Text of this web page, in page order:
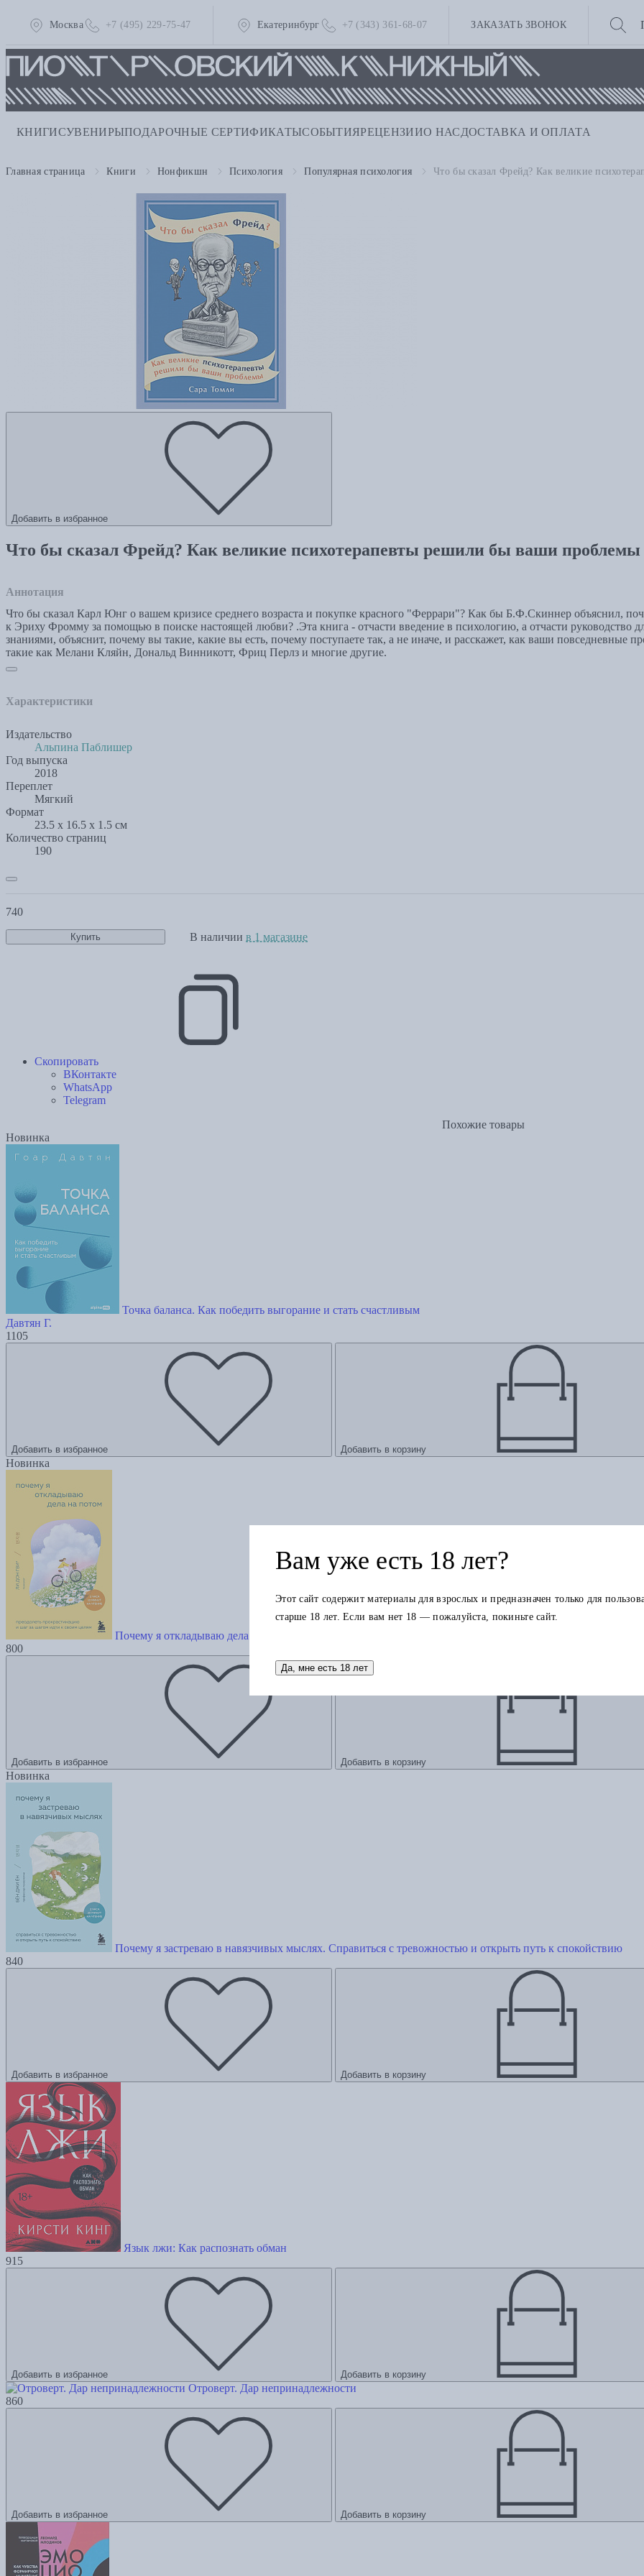
Москва +7 (495) 229-75-47 Екатеринбург +7 (343) 361-68-07 ЗАКАЗАТЬ ЗВОНОК
КНИГИСУВЕНИРЫПОДАРОЧНЫЕ СЕРТИФИКАТЫСОБЫТИЯРЕЦЕНЗИИО НАС ДОСТАВКА И ОПЛАТА
Главная страница Книги Нонфикшн Психология Популярная психология Что бы сказал Фрейд? Как великие
Добавить в избранное
Что бы сказал Фрейд? Как великие психотерапевты решили бы ваши проблемы
Аннотация
Что бы сказал Карл Юнг о вашем кризисе среднего возраста и покупке красного "Феррари"? Как бы Б.Ф.Скиннер объяснил,
к Эриху Фромму за помощью в поиске настоящей любви? .Эта книга - отчасти введение в психологию, а отчасти руководство
знаниями, объяснит, почему вы такие, какие вы есть, почему поступаете так, а не иначе, и расскажет, как ваши повседневные
такие как Мелани Кляйн, Дональд Винникотт, Фриц Перлз и многие другие.
Характеристики
Издательство
Альпина Паблишер
Год выпуска
2018
Переплет
Мягкий
Формат
23.5 x 16.5 x 1.5 см
Количество страниц
190
740
Купить В наличии в 1 магазине
Скопировать
ВКонтакте
WhatsApp
Telegram
Похожие товары
Новинка
Точка баланса. Как победить выгорание и стать счастливым
Давтян Г.
1105
Добавить в избранное Добавить в корзину
Новинка
Почему я откладываю дела на потом. Преодолеть прокрастинацию и шаг за шагом идти к своим целям
800
Добавить в избранное Добавить в корзину
Новинка
Почему я застреваю в навязчивых мыслях. Справиться с тревожностью и открыть путь к спокойствию
840
Добавить в избранное Добавить в корзину
Язык лжи: Как распознать обман
915
Добавить в избранное Добавить в корзину
Отроверт. Дар непринадлежности
860
Добавить в избранное Добавить в корзину
Вам уже есть 18 лет?
Этот сайт содержит материалы для взрослых и предназначен только для
старше 18 лет. Если вам нет 18 — пожалуйста, покиньте сайт.
Да, мне есть 18 лет